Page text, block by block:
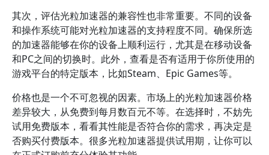
其次，评估光粒加速器的兼容性也非常重要。不同的设备
和操作系统可能对光粒加速器的支持程度不同。确保所选
的加速器能够在你的设备上顺利运行，尤其是在移动设备
和PC之间的切换时。此外，查看是否有适用于你所使用的
游戏平台的特定版本，比如Steam、Epic Games等。
价格也是一个不可忽视的因素。市场上的光粒加速器价格
差异较大，从免费到每月数百元不等。在选择时，不妨先
试用免费版本，看看其性能是否符合你的需求，再决定是
否购买付费版本。很多光粒加速器提供试用期，让你可以